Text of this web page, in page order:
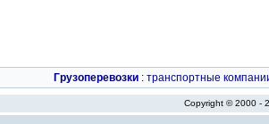
Грузоперевозки : транспортные
Copyright © 2000 -